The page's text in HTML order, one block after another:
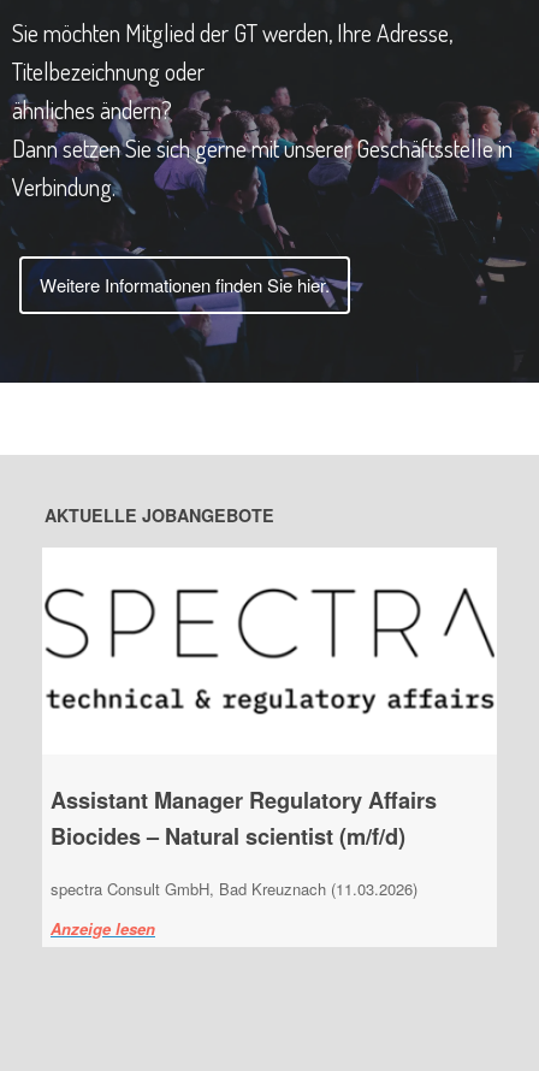
Sie möchten Mitglied der GT werden, Ihre Adresse,
Titelbezeichnung oder
ähnliches ändern?
Dann setzen Sie sich gerne mit unserer Geschäftsstelle in
Verbindung.
Weitere Informationen finden Sie hier.
AKTUELLE JOBANGEBOTE
Assistant Manager Regulatory Affairs
Biocides – Natural scientist (m/f/d)
spectra Consult GmbH, Bad Kreuznach (11.03.2026)
Anzeige lesen